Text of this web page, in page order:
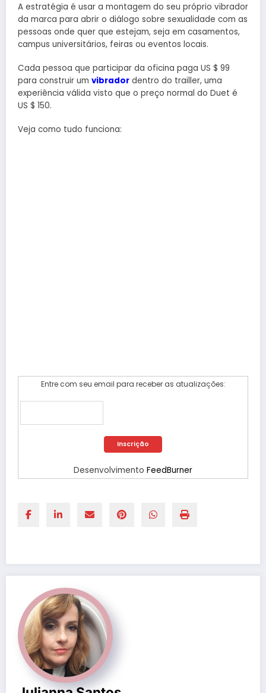
A estratégia é usar a montagem do seu próprio vibrador
da marca para abrir o diálogo sobre sexualidade com as
pessoas onde quer que estejam, seja em casamentos,
campus universitários, feiras ou eventos locais.
Cada pessoa que participar da oficina paga US $ 99
para construir um vibrador dentro do trailler, uma
experiência válida visto que o preço normal do Duet é
US $ 150.
Veja como tudo funciona:
Entre com seu email para receber as atualizações:
Desenvolvimento FeedBurner